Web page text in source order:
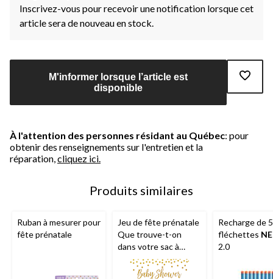
Inscrivez-vous pour recevoir une notification lorsque cet
article sera de nouveau en stock.
M'informer lorsque l’article est
disponible
À l'attention des personnes résidant au Québec: pour
obtenir des renseignements sur l'entretien et la
réparation, cliquez ici.
Produits similaires
Ruban à mesurer pour
fête prénatale
Jeu de fête prénatale
Que trouve-t-on
dans votre sac à
main?, paq. 24
Recharge de
fléchettes
2.0